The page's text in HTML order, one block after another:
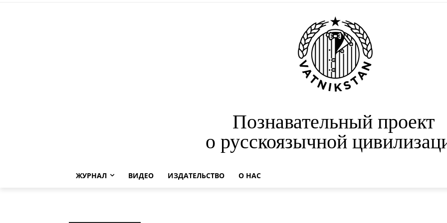
Познавательный проект
о русскоязычной
ЖУРНАЛ ВИДЕО ИЗДАТЕЛЬСТВО О НАС